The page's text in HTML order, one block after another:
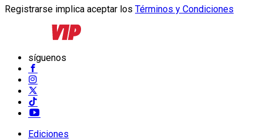
Registrarse implica aceptar los Términos y Condiciones
síguenos
Ediciones